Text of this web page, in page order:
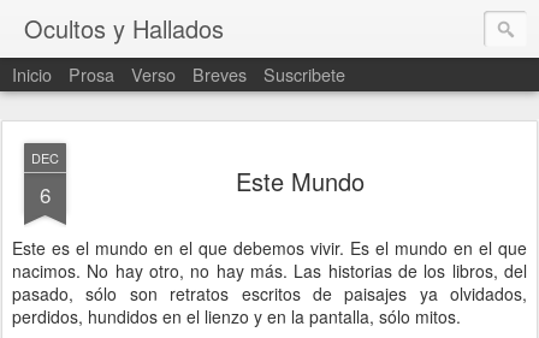
Ocultos y Hallados
Inicio Prosa Verso Breves Suscribete
DEC
6 Este Mundo
Este es el mundo en el que debemos vivir. Es el mundo en el que
nacimos. No hay otro, no hay más. Las historias de los libros, del
pasado, sólo son retratos escritos de paisajes ya olvidados,
perdidos, hundidos en el lienzo y en la pantalla, sólo mitos.